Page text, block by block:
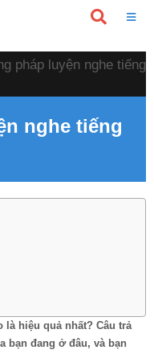
pháp luyện nghe tiếng
nghe tiếng
là hiệu quả nhất? Câu trả
bạn đang ở đâu, và bạn